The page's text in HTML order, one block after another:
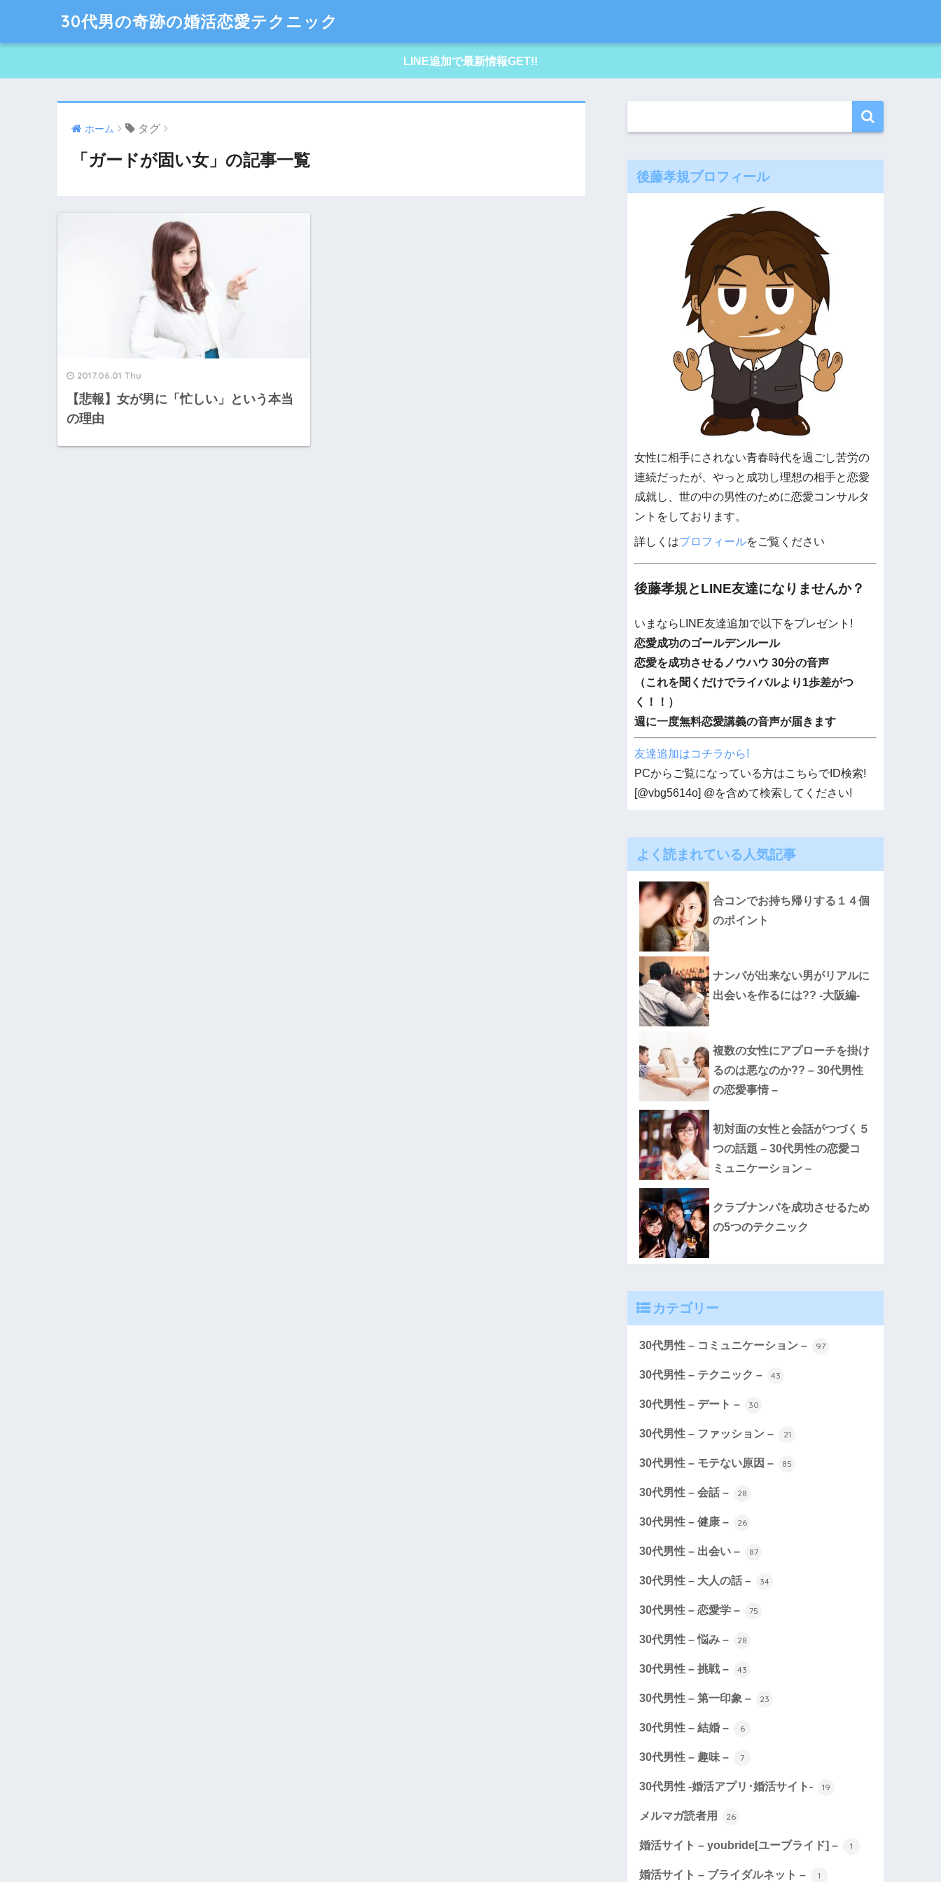
30代男の奇跡の婚活恋愛テクニック
LINE追加で最新情報GET!!
ホーム タグ
「ガードが固い女」の記事一覧
2017.06.01 Thu
【悲報】女が男に「忙しい」という本当
の理由
後藤孝規プロフィール
女性に相手にされない青春時代を過ごし苦労の
連続だったが、やっと成功し理想の相手と恋愛
成就し、世の中の男性のために恋愛コンサルタ
ントをしております。
詳しくはプロフィールをご覧ください
後藤孝規とLINE友達になりませんか？
いまならLINE友達追加で以下をプレゼント!
恋愛成功のゴールデンルール
恋愛を成功させるノウハウ 30分の音声
（これを聞くだけでライバルより1歩差がつ
く！！）
週に一度無料恋愛講義の音声が届きます
友達追加はコチラから!
PCからご覧になっている方はこちらでID検索!
[@vbg5614o] @を含めて検索してください!
よく読まれている人気記事
合コンでお持ち帰りする１４個
のポイント
ナンパが出来ない男がリアルに
出会いを作るには?? -大阪編-
複数の女性にアプローチを掛け
るのは悪なのか?? – 30代男性
の恋愛事情 –
初対面の女性と会話がつづく５
つの話題 – 30代男性の恋愛コ
ミュニケーション –
クラブナンパを成功させるため
の5つのテクニック
カテゴリー
30代男性 – コミュニケーション – 97
30代男性 – テクニック – 43
30代男性 – デート – 30
30代男性 – ファッション – 21
30代男性 – モテない原因 – 85
30代男性 – 会話 – 28
30代男性 – 健康 – 26
30代男性 – 出会い – 87
30代男性 – 大人の話 – 34
30代男性 – 恋愛学 – 75
30代男性 – 悩み – 28
30代男性 – 挑戦 – 43
30代男性 – 第一印象 – 23
30代男性 – 結婚 – 6
30代男性 – 趣味 – 7
30代男性 -婚活アプリ･婚活サイト- 19
メルマガ読者用 26
婚活サイト – youbride[ユーブライド] – 1
婚活サイト – ブライダルネット – 1